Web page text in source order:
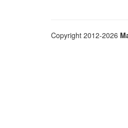
Copyright 2012-2026